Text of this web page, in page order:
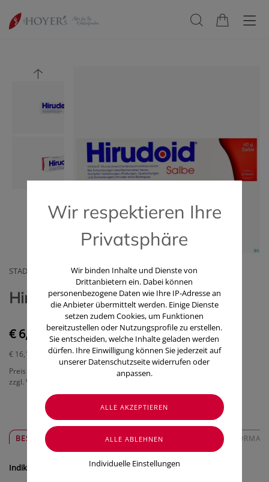
STADA ARZNEIMITTEL GMBH, OTC
Hirudoid Salbe 40g
€ 6,45
€ 16,13
/ 100 g
Preis inkl. MwSt.
zzgl. Versandkosten
BESCHREIBUNG SICHER & REGIONAL
Indikation
Wir respektieren Ihre
Privatsphäre
Wir binden Inhalte und Dienste von
Drittanbietern ein. Dabei können
personenbezogene Daten wie Ihre IP-Adresse an
die Anbieter übermittelt werden. Einige Dienste
setzen zudem Cookies, um Funktionen
bereitzustellen oder Nutzungsprofile zu erstellen.
Sie entscheiden, welche Inhalte geladen werden
dürfen. Ihre Einwilligung können Sie jederzeit auf
unserer Datenschutzseite widerrufen oder
anpassen.
Individuelle Einstellungen